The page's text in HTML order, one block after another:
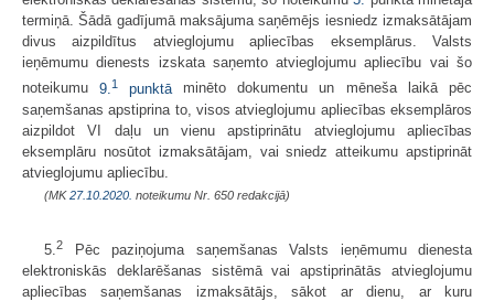
termiņā. Šādā gadījumā maksājuma saņēmējs iesniedz izmaksātājam
divus aizpildītus atvieglojumu apliecības eksemplārus. Valsts
ieņēmumu dienests izskata saņemto atvieglojumu apliecību vai šo
noteikumu9.1 punktāminēto dokumentu un mēneša laikā pēc
saņemšanas apstiprina to, visos atvieglojumu apliecības eksemplāros
aizpildot VI daļu un vienu apstiprinātu atvieglojumu apliecības
eksemplāru nosūtot izmaksātājam, vai sniedz atteikumu apstiprināt
atvieglojumu apliecību.
(MK27.10.2020. noteikumu Nr. 650 redakcijā)
5. 2
Pēc paziņojuma saņemšanas Valsts ieņēmumu dienesta
elektroniskās deklarēšanas sistēmā vai apstiprinātās atvieglojumu
apliecības saņemšanas izmaksātājs, sākot ar dienu, ar kuru